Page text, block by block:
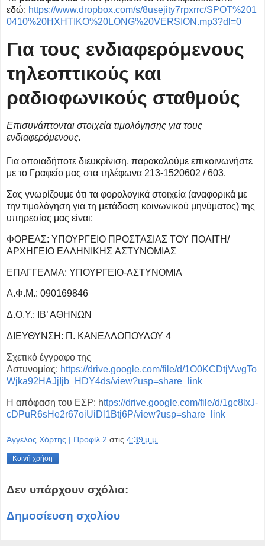
εδώ: https://www.dropbox.com/s/8usejity7rpxrrc/SPOT%201
0410%20HXHTIKO%20LONG%20VERSION.mp3?dl=0
Για τους ενδιαφερόμενους
τηλεοπτικούς και
ραδιοφωνικούς σταθμούς
Επισυνάπτονται στοιχεία τιμολόγησης για τους
ενδιαφερόμενους.
Για οποιαδήποτε διευκρίνιση, παρακαλούμε επικοινωνήστε
με το Γραφείο μας στα τηλέφωνα 213-1520602 / 603.
Σας γνωρίζουμε ότι τα φορολογικά στοιχεία (αναφορικά με
την τιμολόγηση για τη μετάδοση κοινωνικού μηνύματος) της
υπηρεσίας μας είναι:
ΦΟΡΕΑΣ: ΥΠΟΥΡΓΕΙΟ ΠΡΟΣΤΑΣΙΑΣ ΤΟΥ ΠΟΛΙΤΗ/
ΑΡΧΗΓΕΙΟ ΕΛΛΗΝΙΚΗΣ ΑΣΤΥΝΟΜΙΑΣ
ΕΠΑΓΓΕΛΜΑ: ΥΠΟΥΡΓΕΙΟ-ΑΣΤΥΝΟΜΙΑ
Α.Φ.Μ.: 090169846
Δ.Ο.Υ.: ΙΒ’ ΑΘΗΝΩΝ
ΔΙΕΥΘΥΝΣΗ: Π. ΚΑΝΕΛΛΟΠΟΥΛΟΥ 4
Σχετικό έγγραφο της
Αστυνομίας: https://drive.google.com/file/d/1O0KCDtjVwgTo
Wjka92HAJjIjb_HDY4ds/view?usp=share_link
Η απόφαση του ΕΣΡ: https://drive.google.com/file/d/1gc8lxJ-
cDPuR6sHe2r67oiUiDl1Btj6P/view?usp=share_link
Άγγελος Χόρτης | Προφίλ 2 στις 4:39 μ.μ.
Κοινή χρήση
Δεν υπάρχουν σχόλια:
Δημοσίευση σχολίου